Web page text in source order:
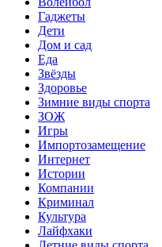
Гаджеты
Дети
Дом и сад
Еда
Звёзды
Здоровье
Зимние виды спорта
ЗОЖ
Игры
Импортозамещение
Интернет
Истории
Компании
Криминал
Культура
Лайфхаки